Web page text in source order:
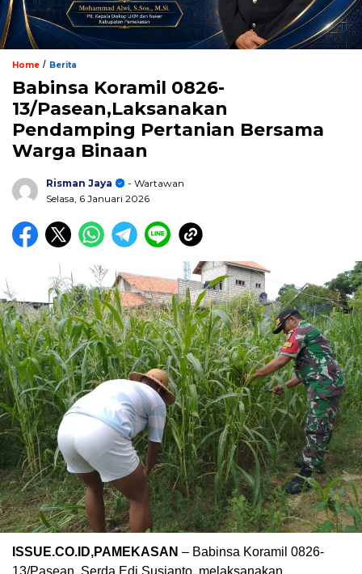
Home / Berita
Babinsa Koramil 0826-
13/Pasean,Laksanakan
Pendamping Pertanian Bersama
Warga Binaan
Risman Jaya
- Wartawan
Selasa, 6 Januari 2026
ISSUE.CO.ID,PAMEKASAN – Babinsa Koramil 0826-
13/Pasean, Serda Edi Susianto, melaksanakan